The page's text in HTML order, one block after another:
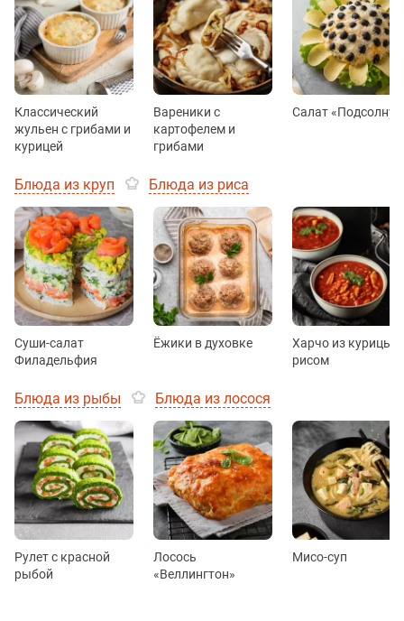
Классический
жульен с грибами и
курицей
Вареники с
картофелем и
грибами
Салат
Блюда из круп Блюда из риса
Суши-салат
Филадельфия
Ёжики в духовке
Харчо из курицы с
рисом
Блюда из рыбы Блюда из лосося
Рулет с красной
рыбой
Лосось
«Веллингтон»
Мисо-суп